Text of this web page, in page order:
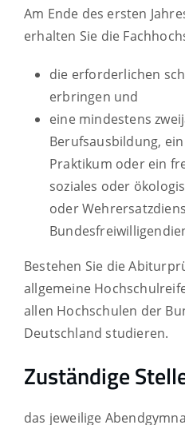
Am Ende des ersten
erhalten Sie die
die erforderlichen
erbringen und
eine mindestens
Berufsausbildung,
Praktikum oder ein
soziales oder
oder
Bestehen Sie die
allgemeine
allen Hochschulen der
Deutschland studieren.
Zuständige
das jeweilige